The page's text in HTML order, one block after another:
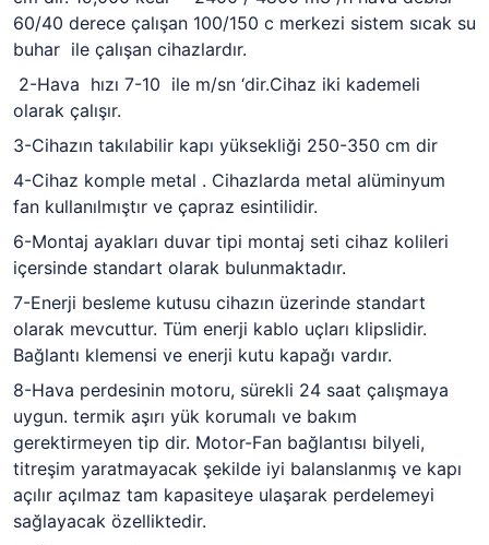
60/40 derece çalışan 100/150 c merkezi sistem sıcak su
buhar ile çalışan cihazlardır.
2-Hava hızı 7-10 ile m/sn ‘dir.Cihaz iki kademeli
olarak çalışır.
3-Cihazın takılabilir kapı yüksekliği 250-350 cm dir
4-Cihaz komple metal . Cihazlarda metal alüminyum
fan kullanılmıştır ve çapraz esintilidir.
6-Montaj ayakları duvar tipi montaj seti cihaz kolileri
içersinde standart olarak bulunmaktadır.
7-Enerji besleme kutusu cihazın üzerinde standart
olarak mevcuttur. Tüm enerji kablo uçları klipslidir.
Bağlantı klemensi ve enerji kutu kapağı vardır.
8-Hava perdesinin motoru, sürekli 24 saat çalışmaya
uygun. termik aşırı yük korumalı ve bakım
gerektirmeyen tip dir. Motor-Fan bağlantısı bilyeli,
titreşim yaratmayacak şekilde iyi balanslanmış ve kapı
açılır açılmaz tam kapasiteye ulaşarak perdelemeyi
sağlayacak özelliktedir.